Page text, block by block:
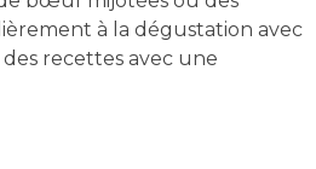
à la dégustation avec
recettes avec une